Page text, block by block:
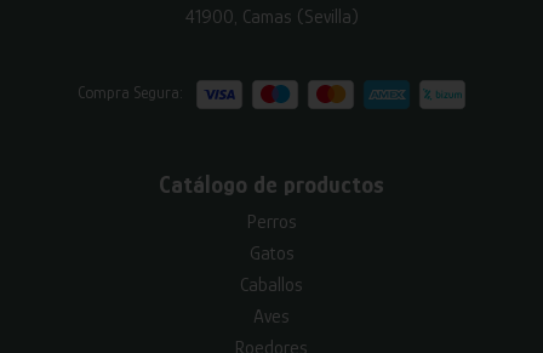
41900, Camas (Sevilla)
Compra Segura:
Catálogo de productos
Perros
Gatos
Caballos
Aves
Roedores